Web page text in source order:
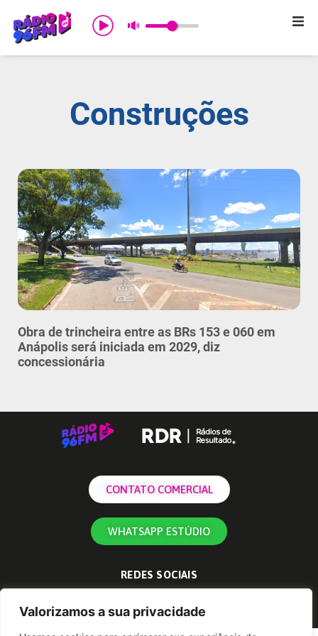
Valorizamos a sua privacidade
Início
Promoções
Notícias
Comercial
Contato
Construções
Obra de trincheira entre as BRs 153 e 060 em
Anápolis será iniciada em 2029, diz
concessionária
CONTATO COMERCIAL
WHATSAPP ESTÚDIO
REDES SOCIAIS